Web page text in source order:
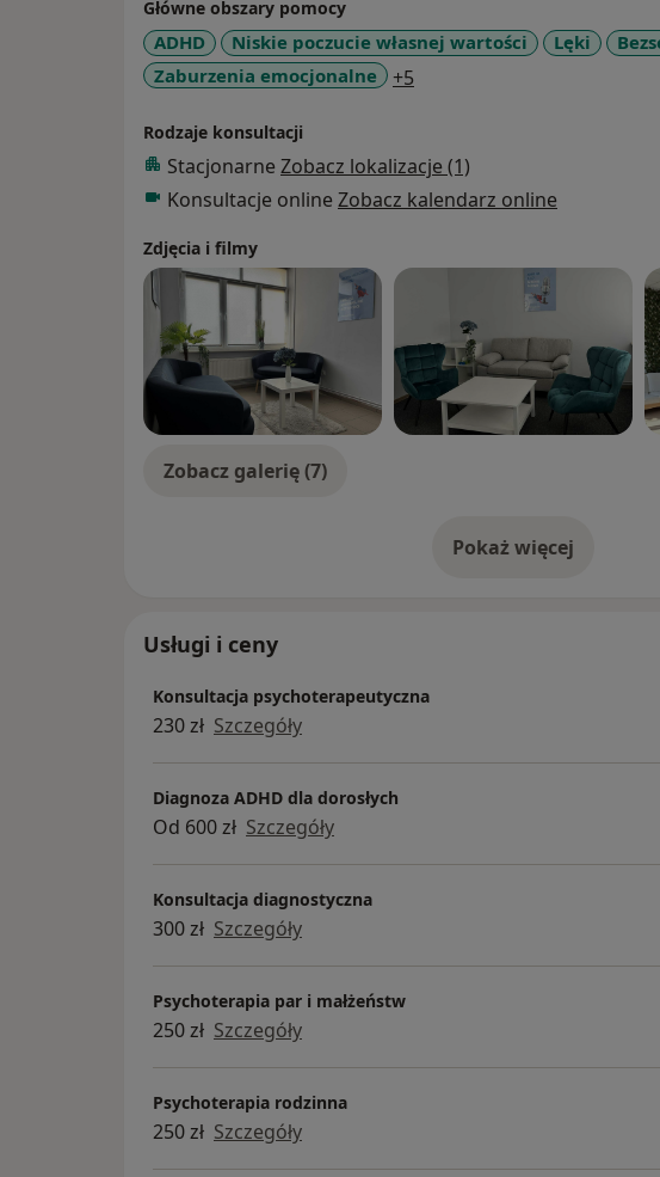
Główne obszary pomocy
ADHD Niskie poczucie własnej wartości Lęki
Zaburzenia emocjonalne
+5
Rodzaje konsultacji
Stacjonarne Zobacz lokalizacje (1)
Konsultacje online Zobacz kalendarz online
Zdjęcia i filmy
Zobacz galerię (7)
Pokaż więcejo doświadczeniu
Usługi i ceny
Konsultacja psychoterapeutyczna
230 zł Szczegóły
Diagnoza ADHD dla dorosłych
Od 600 zł Szczegóły
Konsultacja diagnostyczna
300 zł Szczegóły
Psychoterapia par i małżeństw
250 zł Szczegóły
Psychoterapia rodzinna
250 zł Szczegóły